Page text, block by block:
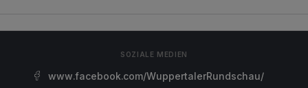
SOZIALE MEDIEN
www.facebook.com/WuppertalerRundschau/